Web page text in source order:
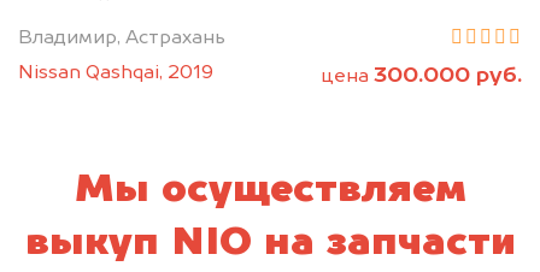
Владимир, Астрахань
Nissan Qashqai, 2019
цена 300.000 руб.
Мы осуществляем
выкуп NIO на запчасти